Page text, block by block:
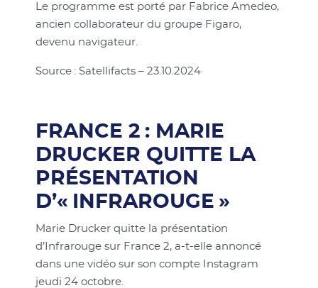
Le programme est porté par Fabrice Amedeo,
ancien collaborateur du groupe Figaro,
devenu navigateur.
Source : Satellifacts – 23.10.2024
FRANCE 2 : MARIE
DRUCKER QUITTE LA
PRÉSENTATION
D’« INFRAROUGE »
Marie Drucker quitte la présentation
d’Infrarouge sur France 2, a-t-elle annoncé
dans une vidéo sur son compte Instagram
jeudi 24 octobre.